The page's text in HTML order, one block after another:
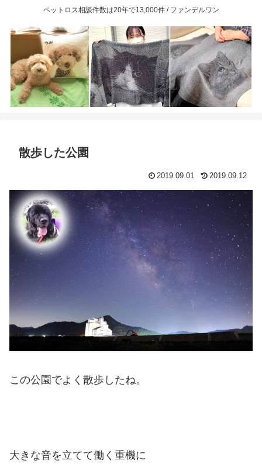
ペットロス相談件数は20年で13,000件 / ファンデルワン
散歩した公園
2019.09.01 2019.09.12
この公園でよく散歩したね。
大きな音を立てて働く重機に